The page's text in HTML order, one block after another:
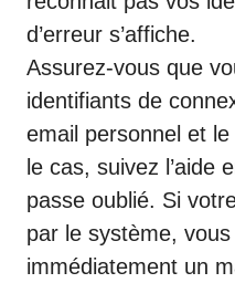
d’erreur s’affiche.
Assurez-vous que
identifiants de
email personnel et
le cas, suivez l’aide
passe oublié. Si
par le système,
immédiatement un